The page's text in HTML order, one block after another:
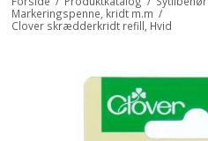
Markeringspenne, kridt m.m /
Clover skrædderkridt refill, Hvid